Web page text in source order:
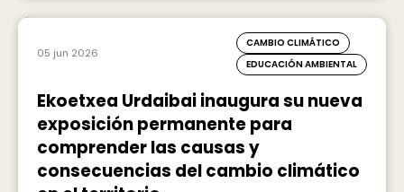
05 jun 2026
CAMBIO CLIMÁTICO
EDUCACIÓN AMBIENTAL
Ekoetxea Urdaibai inaugura su nueva
exposición permanente para
comprender las causas y
consecuencias del cambio climático